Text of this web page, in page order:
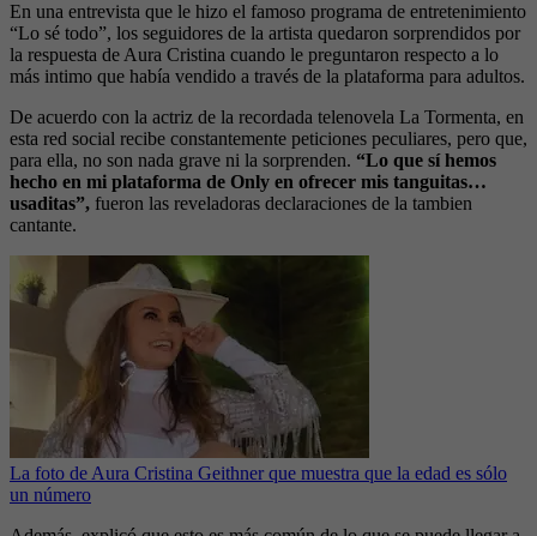
En una entrevista que le hizo el famoso programa de entretenimiento
“Lo sé todo”, los seguidores de la artista quedaron sorprendidos por
la respuesta de Aura Cristina cuando le preguntaron respecto a lo
más intimo que había vendido a través de la plataforma para adultos.
De acuerdo con la actriz de la recordada telenovela La Tormenta, en
esta red social recibe constantemente peticiones peculiares, pero que,
para ella, no son nada grave ni la sorprenden. “Lo que sí hemos
hecho en mi plataforma de Only en ofrecer mis tanguitas…
usaditas”, fueron las reveladoras declaraciones de la tambien
cantante.
La foto de Aura Cristina Geithner que muestra que la edad es sólo
un número